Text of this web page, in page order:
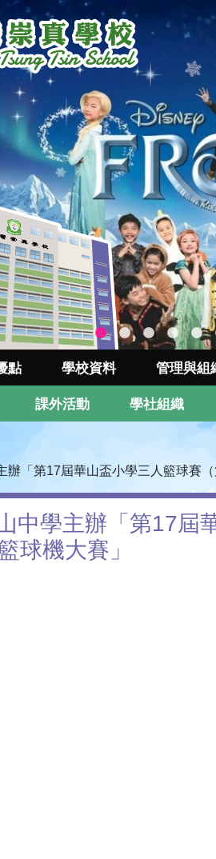
點 學校資料 管理與組
課外活動 學社組織
「第17屆華山盃小學三人籃球賽
中學主辦「第17屆
球機大賽」